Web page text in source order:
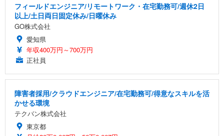
フィールドエンジニア/リモートワーク・在宅勤務可/週休2日
以上/土日両日固定休み/日曜休み
GO株式会社
愛知県
年収400万円～700万円
正社員
障害者採用/クラウドエンジニア/在宅勤務可/得意なスキルを活
かせる環境
テクバン株式会社
東京都